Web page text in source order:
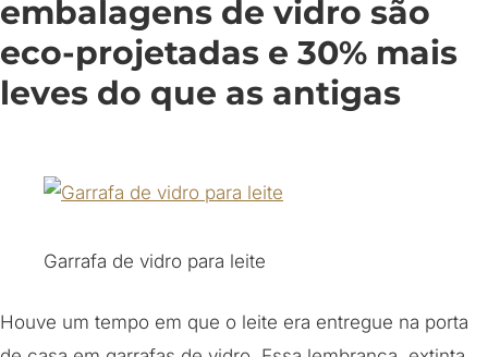
embalagens de vidro são
eco-projetadas e 30% mais
leves do que as antigas
Garrafa de vidro para leite
Houve um tempo em que o leite era entregue na porta